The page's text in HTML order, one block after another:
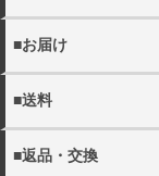
・クレジットカー
・代金引換（別途
■お届け
※宅配便でお届け
がございます。
・配送日の指定を
■送料
・各都道府県別送
■返品・交換